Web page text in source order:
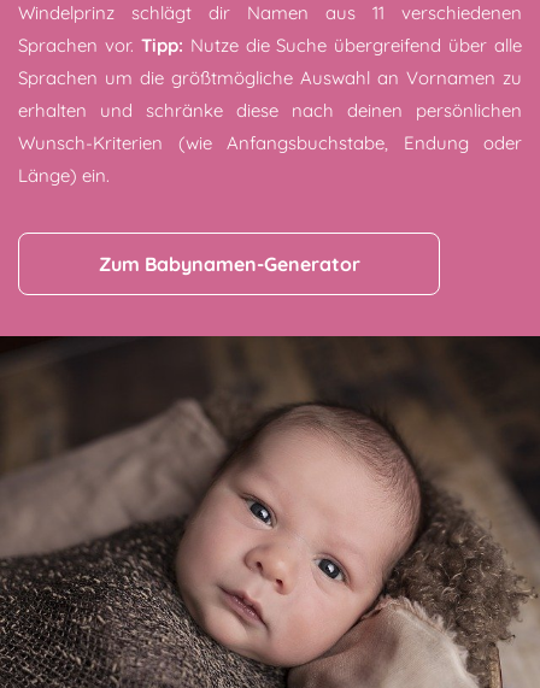
Windelprinz schlägt dir Namen aus 11 verschiedenen
Sprachen vor. Tipp: Nutze die Suche übergreifend über alle
Sprachen um die größtmögliche Auswahl an Vornamen zu
erhalten und schränke diese nach deinen persönlichen
Wunsch-Kriterien (wie Anfangsbuchstabe, Endung oder
Länge) ein.
Zum Babynamen-Generator